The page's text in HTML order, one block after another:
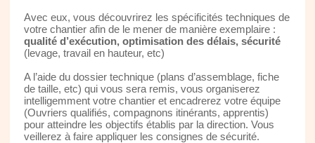
Avec eux, vous découvrirez les spécificités techniques de
votre chantier afin de le mener de manière exemplaire :
qualité d’exécution, optimisation des délais, sécurité
(levage, travail en hauteur, etc)
A l’aide du dossier technique (plans d’assemblage, fiche
de taille, etc) qui vous sera remis, vous organiserez
intelligemment votre chantier et encadrerez votre équipe
(Ouvriers qualifiés, compagnons itinérants, apprentis)
pour atteindre les objectifs établis par la direction. Vous
veillerez à faire appliquer les consignes de sécurité.